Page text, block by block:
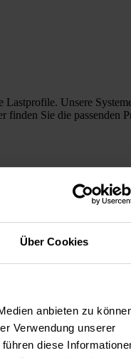
Über Cookies
anbieten zu
Verwendung unserer
diese
Unsere
Sie die passenden
optoelektronische
– ideal